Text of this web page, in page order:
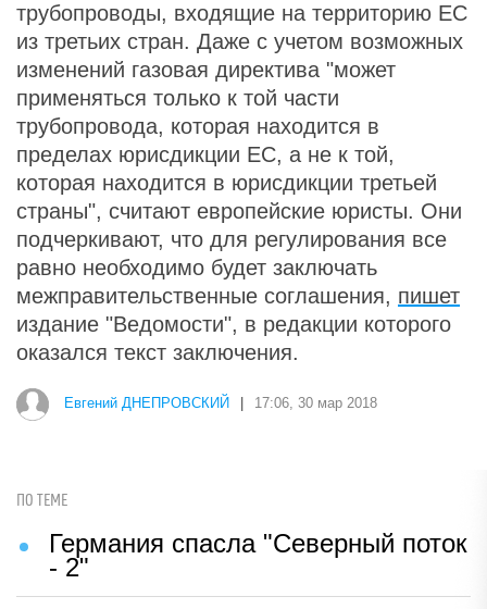
трубопроводы, входящие на территорию ЕС
из третьих стран. Даже с учетом возможных
изменений газовая директива "может
применяться только к той части
трубопровода, которая находится в
пределах юрисдикции ЕС, а не к той,
которая находится в юрисдикции третьей
страны", считают европейские юристы. Они
подчеркивают, что для регулирования все
равно необходимо будет заключать
межправительственные соглашения, пишет
издание "Ведомости", в редакции которого
оказался текст заключения.
Евгений ДНЕПРОВСКИЙ 17:06, 30 мар 2018
ПО ТЕМЕ
Германия спасла "Северный поток
- 2"